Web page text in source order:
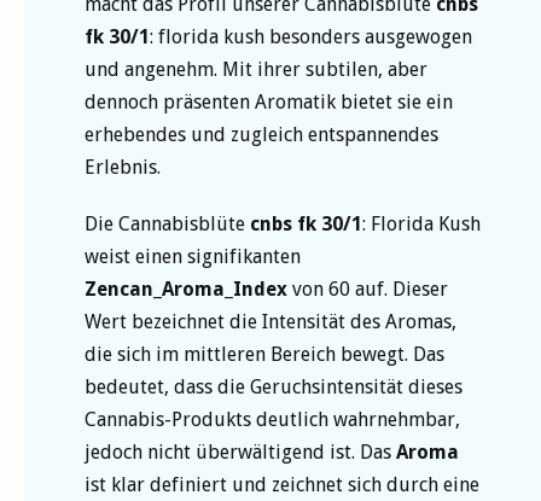
macht das Profil unserer Cannabisblüte cnbs
fk 30/1 : florida kush besonders ausgewogen
und angenehm. Mit ihrer subtilen, aber
dennoch präsenten Aromatik bietet sie ein
erhebendes und zugleich entspannendes
Erlebnis.
Die Cannabisblüte cnbs fk 30/1 : Florida Kush
weist einen signifikanten
Zencan_Aroma_Index von 60 auf. Dieser
Wert bezeichnet die Intensität des Aromas,
die sich im mittleren Bereich bewegt. Das
bedeutet, dass die Geruchsintensität dieses
Cannabis-Produkts deutlich wahrnehmbar,
jedoch nicht überwältigend ist. Das Aroma
ist klar definiert und zeichnet sich durch eine